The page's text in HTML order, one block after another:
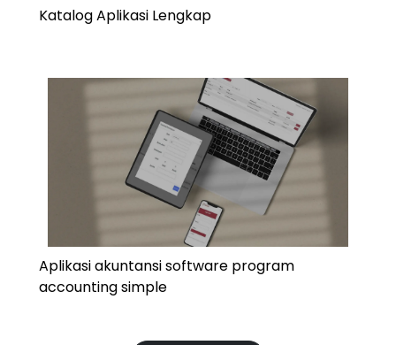
Katalog Aplikasi Lengkap
Aplikasi akuntansi software program
accounting simple